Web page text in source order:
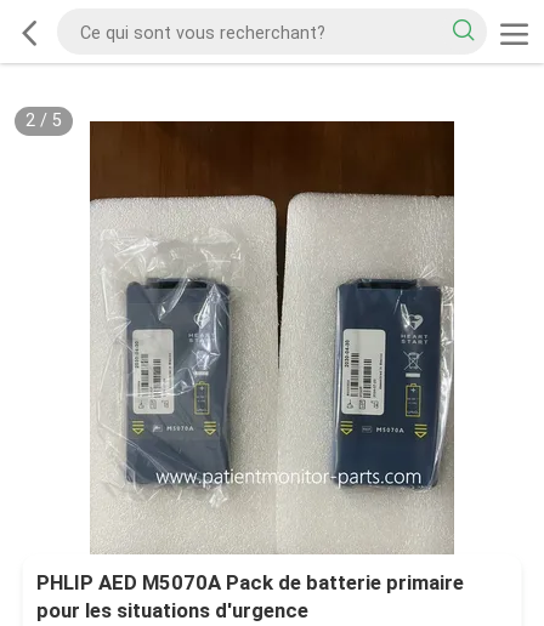
2/ 5
PHLIP AED M5070A Pack de batterie primaire
pour les situations d'urgence